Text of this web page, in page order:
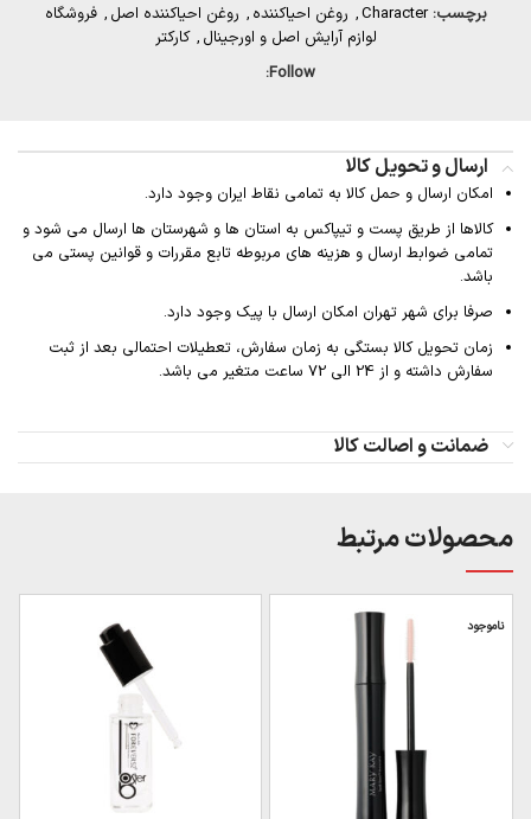
برچسب: Character
, روغن احیاکننده , روغن احیاکننده اصل , فروشگاه
لوازم آرایش اصل و اورجینال , کارکتر
Follow:
ارسال و تحویل کالا
امکان ارسال و حمل کالا به تمامی نقاط ایران وجود دارد.
کالاها از طریق پست و تیپاکس به استان ها و شهرستان ها ارسال می شود و
تمامی ضوابط ارسال و هزینه های مربوطه تابع مقررات و قوانین پستی می
باشد.
صرفا برای شهر تهران امکان ارسال با پیک وجود دارد.
زمان تحویل کالا بستگی به زمان سفارش، تعطیلات احتمالی بعد از ثبت
سفارش داشته و از 24 الی 72 ساعت متغیر می باشد.
ضمانت و اصالت کالا
محصولات مرتبط
ناموجود